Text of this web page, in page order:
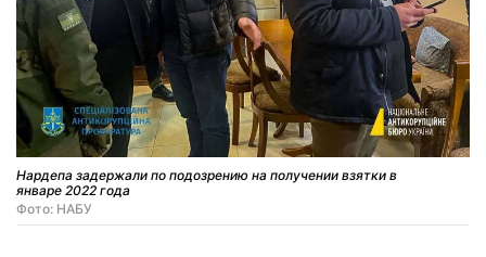
Нардепа задержали по подозрению на получении взятки в
январе 2022 года
Фото: НАБУ